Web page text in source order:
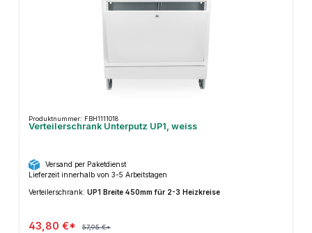
Produktnummer: FBH1111018
Verteilerschrank Unterputz UP1, weiss
Versand per Paketdienst
Lieferzeit innerhalb von 3-5 Arbeitstagen
Verteilerschrank: UP1 Breite 450mm für 2-3 Heizkreise
43,80 €* 57,95 €*